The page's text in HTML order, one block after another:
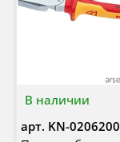
В наличии
арт. KN-0206200